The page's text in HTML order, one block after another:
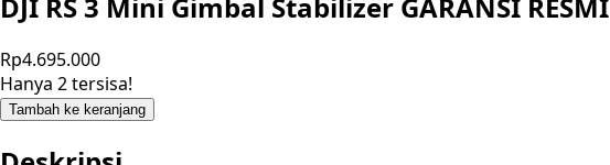
Rp4.695.000
Hanya 2 tersisa!
Tambah ke keranjang